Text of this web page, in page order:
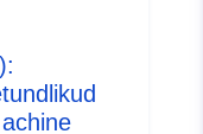
ja PDF-